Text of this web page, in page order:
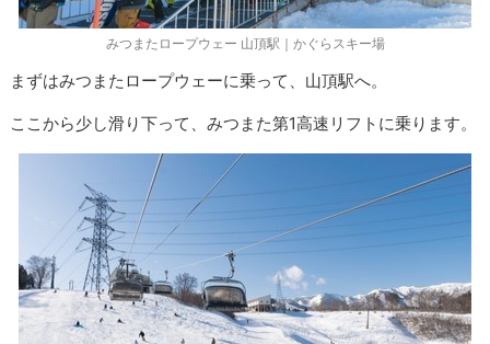
みつまたロープウェー 山頂駅｜かぐらスキー場
まずはみつまたロープウェーに乗って、山頂駅へ。
ここから少し滑り下って、みつまた第1高速リフトに乗ります。